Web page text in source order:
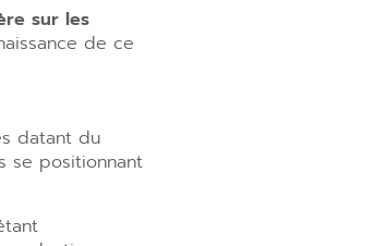
sur les
de ce
datant du
se positionnant